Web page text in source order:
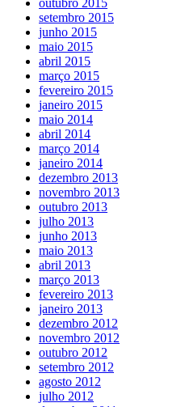
setembro 2015
junho 2015
maio 2015
abril 2015
março 2015
fevereiro 2015
janeiro 2015
maio 2014
abril 2014
março 2014
janeiro 2014
dezembro 2013
novembro 2013
outubro 2013
julho 2013
junho 2013
maio 2013
abril 2013
março 2013
fevereiro 2013
janeiro 2013
dezembro 2012
novembro 2012
outubro 2012
setembro 2012
agosto 2012
julho 2012